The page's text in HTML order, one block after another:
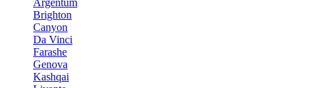
Argentum
Brighton
Canyon
Da Vinci
Farashe
Genova
Kashqai